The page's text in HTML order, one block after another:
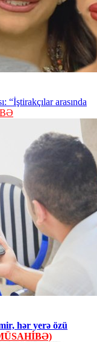
“İştirakçılar arasında
hər yerə özü